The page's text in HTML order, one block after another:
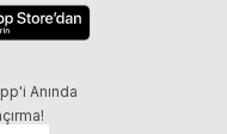
Anında